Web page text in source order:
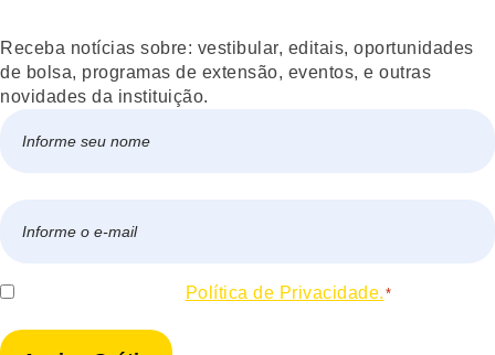
Receba notícias sobre: vestibular, editais, oportunidades
de bolsa, programas de extensão, eventos, e outras
novidades da instituição.
mail
Consentir Política de Privacidade. *